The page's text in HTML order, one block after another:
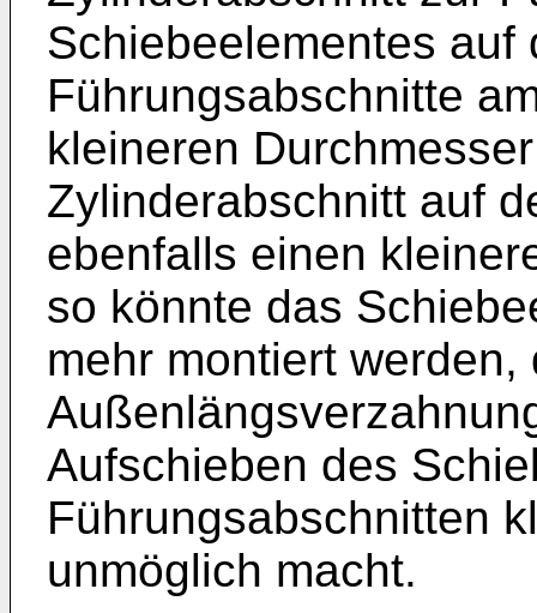
Schiebeelementes
Führungsabschnitte
kleineren
Zylinderabschnitt auf
ebenfalls einen
so könnte das
mehr montiert werden,
Aufschieben des
Führungsabschnitten
unmöglich macht.